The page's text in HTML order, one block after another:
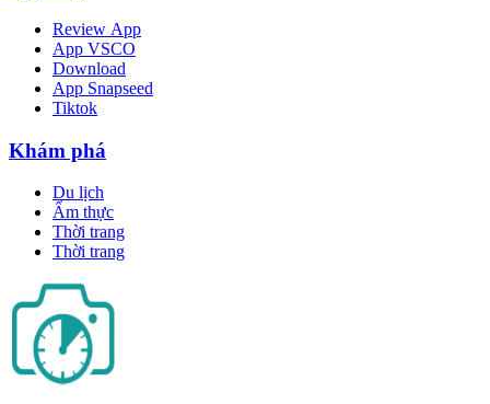
Review App
App VSCO
Download
App Snapseed
Tiktok
Khám phá
Du lịch
Ẩm thực
Thời trang
Thời trang